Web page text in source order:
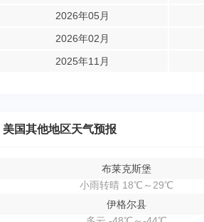
2026年05月
2026年02月
2025年11月
美国其他地区天气预报
布莱克斯堡
小雨转晴 18℃～29℃
伊格尔县